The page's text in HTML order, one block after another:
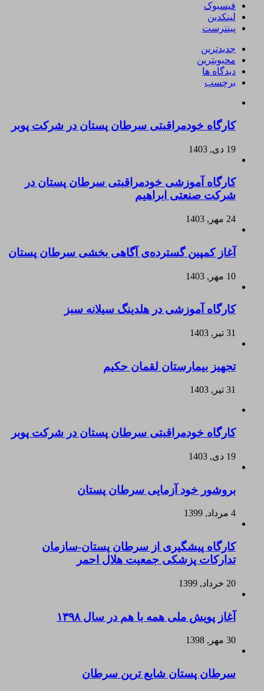
فیسبوک
لینکدین
پینترست
جدیدترین
محبوبترین
دیدگاه ها
برچسب
کارگاه خودمراقبتی سرطان پستان در شرکت پوبر
19 دی, 1403
کارگاه آموزشی خودمراقبتی سرطان پستان در
شرکت صنعتی ابراهیم
24 مهر, 1403
آغاز کمپین گسترده‌ی آگاهی بخشی سرطان پستان
10 مهر, 1403
کارگاه آموزشی در هلدینگ سیلانه سبز
31 تیر, 1403
تجهیز بیمارستان لقمان حکیم
31 تیر, 1403
کارگاه خودمراقبتی سرطان پستان در شرکت پوبر
19 دی, 1403
بروشور خود آزمایی سرطان پستان
4 مرداد, 1399
کارگاه پیشگیری از سرطان پستان-سازمان
تدارکات پزشکی جمعیت هلال احمر
20 خرداد, 1399
آغاز پویش ملی همه با هم در سال ۱۳۹۸
30 مهر, 1398
سرطان پستان شایع ترین سرطان